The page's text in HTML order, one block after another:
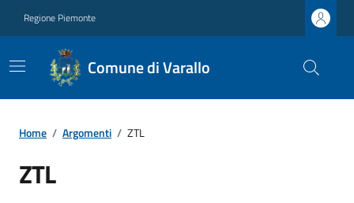
Regione Piemonte
Comune di Varallo
Home / Argomenti / ZTL
ZTL